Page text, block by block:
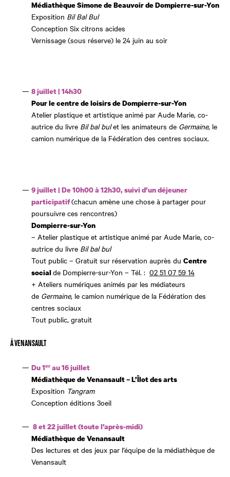
Médiathèque Simone de Beauvoir de Dompierre-sur-Yon
Exposition Bil Bal Bul
Conception Six citrons acides
Vernissage (sous réserve) le 24 juin au soir
8 juillet | 14h30
Pour le centre de loisirs de Dompierre-sur-Yon
Atelier plastique et artistique animé par Aude Marie, co-
autrice du livre Bil bal bulet les animateurs de Germaine, le
camion numérique de la Fédération des centres sociaux.
9 juillet | De 10h00 à 12h30, suivi d’un déjeuner
participatif(chacun amène une chose à partager pour
poursuivre ces rencontres)
Dompierre-sur-Yon
– Atelier plastique et artistique animé par Aude Marie, co-
autrice du livre Bil bal bul
Tout public – Gratuit sur réservation auprès du Centre
socialde Dompierre-sur-Yon – Tél. : 02 51 07 59 14
+ Ateliers numériques animés par les médiateurs
de Germaine, le camion numérique de la Fédération des
centres sociaux
Tout public, gratuit
À VENANSAULT
Du 1erau 16 juillet
Médiathèque de Venansault – L’Îlot des arts
Exposition Tangram
Conception éditions 3oeil
8 et 22 juillet (toute l’après-midi)
Médiathèque de Venansault
Des lectures et des jeux par l’équipe de la médiathèque de
Venansault